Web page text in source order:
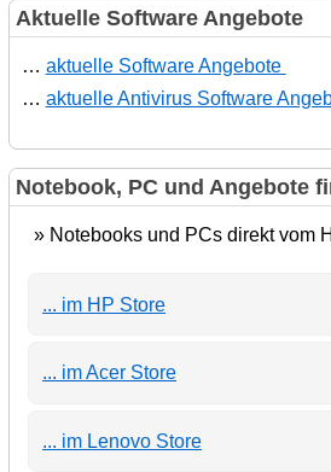
Aktuelle Software Angebote
… aktuelle Software Angebote
… aktuelle Antivirus Software
Notebook, PC und Angebote
» Notebooks und PCs direkt vom
... im HP Store
... im Acer Store
... im Lenovo Store